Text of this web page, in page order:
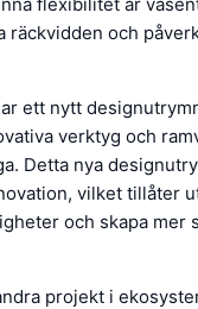
räckvidden och
ett nytt
verktyg och
Detta nya
vilket tillåter
och skapa mer
projekt i